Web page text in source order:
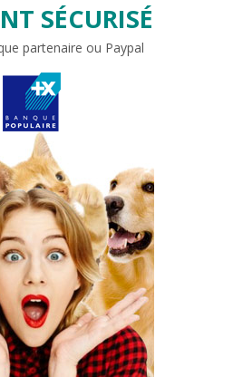
SÉCURISÉ
partenaire ou Paypal